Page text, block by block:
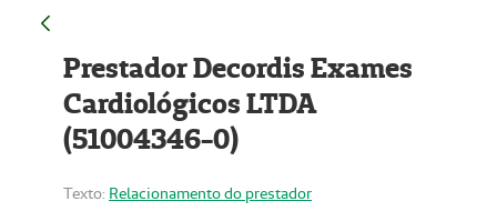
Prestador Decordis Exames
Cardiológicos LTDA
(51004346-0)
Texto: Relacionamento do prestador